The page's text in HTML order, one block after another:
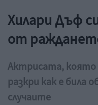
Хилари Дъф
от
Актрисата, която
разкри как е била
случаите